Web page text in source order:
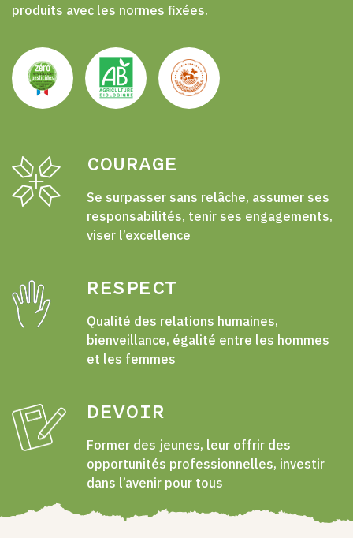
produits avec les normes fixées.
COURAGE
Se surpasser sans relâche, assumer ses
responsabilités, tenir ses engagements,
viser l’excellence
RESPECT
Qualité des relations humaines,
bienveillance, égalité entre les hommes
et les femmes
DEVOIR
Former des jeunes, leur offrir des
opportunités professionnelles, investir
dans l’avenir pour tous